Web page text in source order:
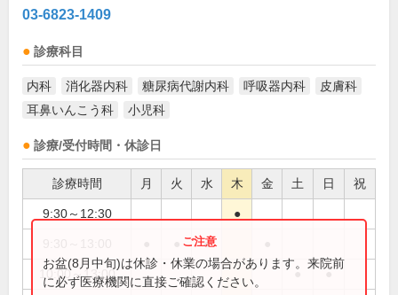
03-6823-1409
診療科目
内科 消化器内科 糖尿病代謝内科 呼吸器内科
皮膚科
耳鼻いんこう科
小児科
診療/受付時間・休診日
診療時間 月 火 水 木 金 土 日 祝
9:30～12:30 ●
●
10:00～13:00 ● ●
お盆(8月中旬)は休診・休業の場合があります。来院前
に必ず医療機関に直接ご確認ください。